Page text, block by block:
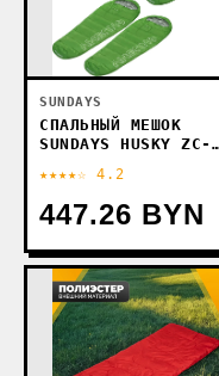
SUNDAYS
СПАЛЬНЫЙ МЕШОК
SUNDAYS HUSKY ZC-
ТЕМНО-СИНИЙ)
★★★★☆ 4.2
447.26 BYN